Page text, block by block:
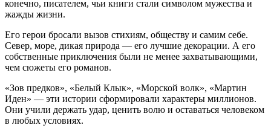
конечно, писателем, чьи книги стали символом мужества и
жажды жизни.
Его герои бросали вызов стихиям, обществу и самим себе.
Север, море, дикая природа — его лучшие декорации. А его
собственные приключения были не менее захватывающими,
чем сюжеты его романов.
«Зов предков», «Белый Клык», «Морской волк», «Мартин
Иден» — эти истории сформировали характеры миллионов.
Они учили держать удар, ценить волю и оставаться человеком
в любых условиях.